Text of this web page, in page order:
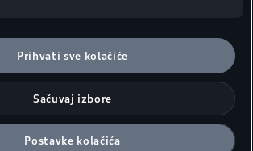
Prihvati sve kolačiće
Sačuvaj izbore
Postavke kolačića